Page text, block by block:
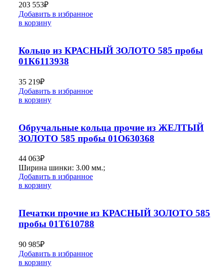
203 553₽
Добавить в избранное
в корзину
Кольцо из КРАСНЫЙ ЗОЛОТО 585 пробы
01К6113938
35 219₽
Добавить в избранное
в корзину
Обручальные кольца прочие из ЖЕЛТЫЙ
ЗОЛОТО 585 пробы 01О630368
44 063₽
Ширина шинки: 3.00 мм.;
Добавить в избранное
в корзину
Печатки прочие из КРАСНЫЙ ЗОЛОТО 585
пробы 01Т610788
90 985₽
Добавить в избранное
в корзину